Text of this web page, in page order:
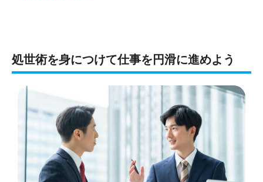
処世術を身につけて仕事を円滑に進めよう